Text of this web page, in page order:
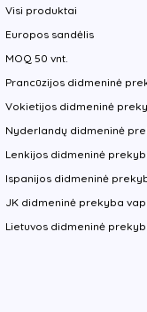
Visi produktai
Europos sandėlis
MOQ 50 vnt.
Prancūzijos didmeninė
Vokietijos didmeninė
Nyderlandų didmeninė
Lenkijos didmeninė
Ispanijos didmeninė
JK didmeninė prekyba
Lietuvos didmeninė